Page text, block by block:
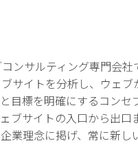
ンサルティング専門会
サイトを分析し、ウェブ
目標を明確にするコンセ
ブサイトの入口から出口
業理念に掲げ、常に新